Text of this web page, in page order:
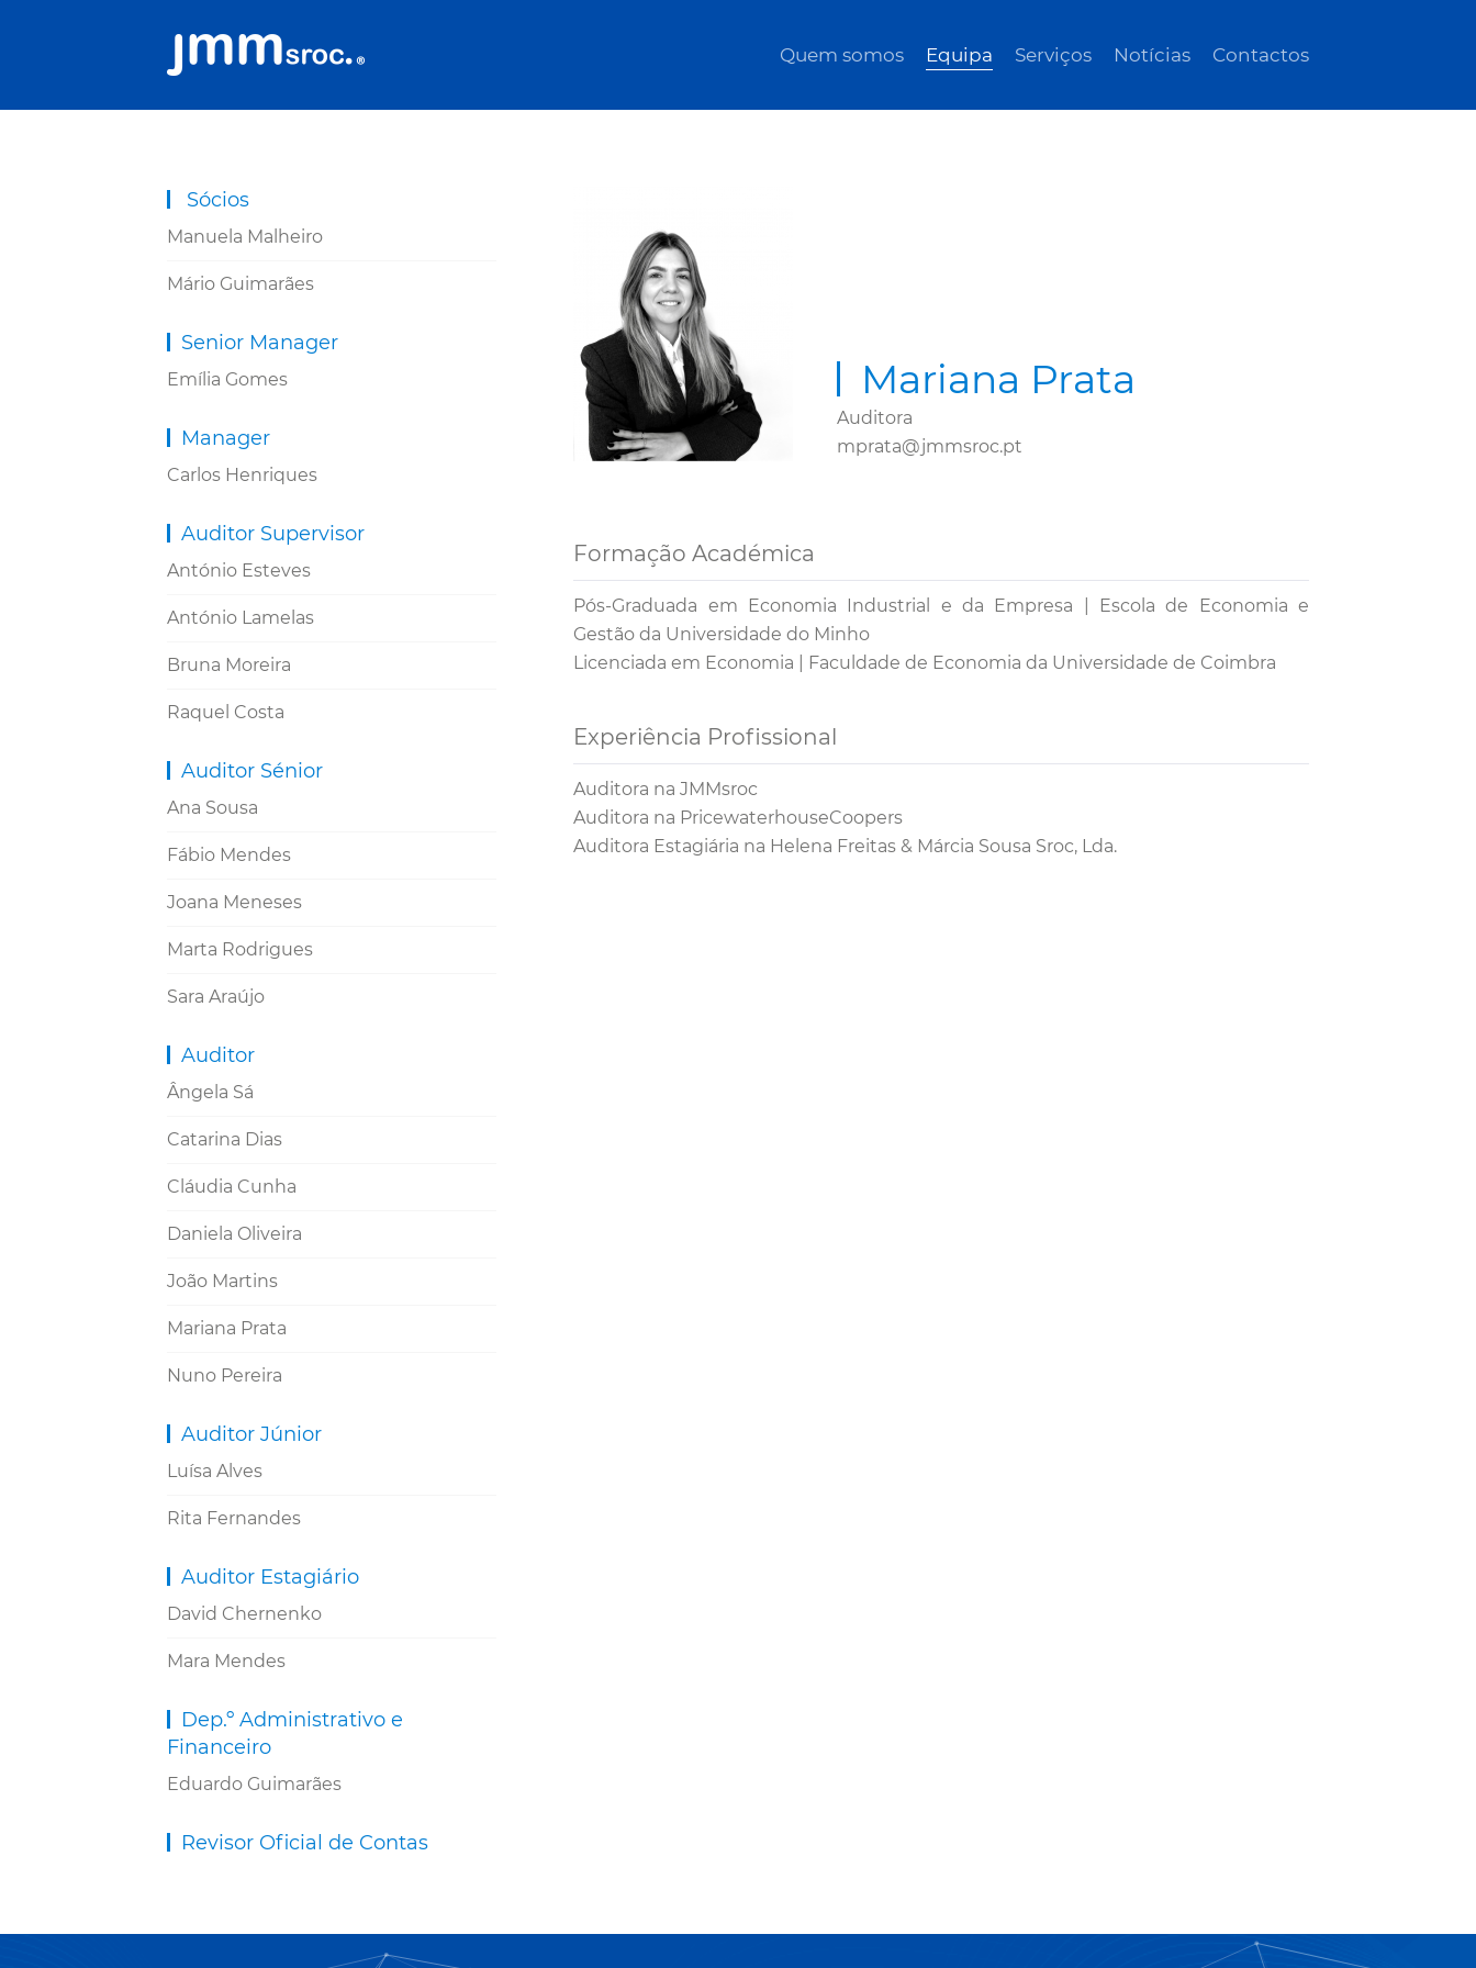
Quem somos Equipa Serviços Notícias Contactos
Mariana Prata
Auditora
mprata@jmmsroc.pt
Formação Académica
Pós-Graduada em Economia Industrial e da Empresa | Escola de Economia e
Gestão da Universidade do Minho
Licenciada em Economia | Faculdade de Economia da Universidade de Coimbra
Experiência Profissional
Auditora na JMMsroc
Auditora na PricewaterhouseCoopers
Auditora Estagiária na Helena Freitas & Márcia Sousa Sroc, Lda.
Sócios
Manuela Malheiro
Mário Guimarães
Senior Manager
Emília Gomes
Manager
Carlos Henriques
Auditor Supervisor
António Esteves
António Lamelas
Bruna Moreira
Raquel Costa
Auditor Sénior
Ana Sousa
Fábio Mendes
Joana Meneses
Marta Rodrigues
Sara Araújo
Auditor
Ângela Sá
Catarina Dias
Cláudia Cunha
Daniela Oliveira
João Martins
Mariana Prata
Nuno Pereira
Auditor Júnior
Luísa Alves
Rita Fernandes
Auditor Estagiário
David Chernenko
Mara Mendes
Dep.º Administrativo e
Financeiro
Eduardo Guimarães
Revisor Oficial de Contas